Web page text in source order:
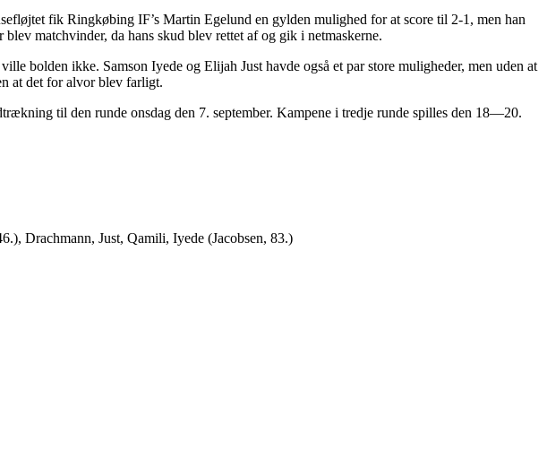
fik Ringkøbing IF’s Martin Egelund en gylden mulighed for at score til 2-1, men han
matchvinder, da hans skud blev rettet af og gik i netmaskerne.
bolden ikke. Samson Iyede og Elijah Just havde også et par store muligheder, men uden at
at det for alvor blev farligt.
til den runde onsdag den 7. september. Kampene i tredje runde spilles den 18—20.
Drachmann, Just, Qamili, Iyede (Jacobsen, 83.)